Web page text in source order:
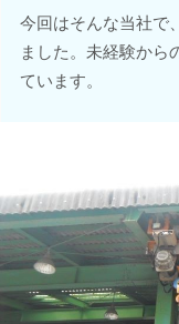
今回はそんな当社で
ました。未経験から
ています。